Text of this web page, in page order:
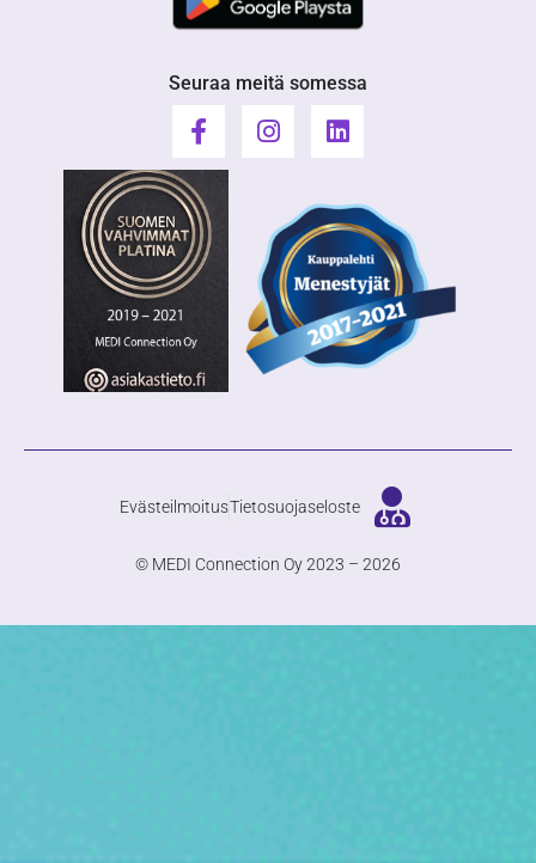
Seuraa meitä somessa
EvästeilmoitusTietosuojaseloste
© MEDI Connection Oy 2023 – 2026